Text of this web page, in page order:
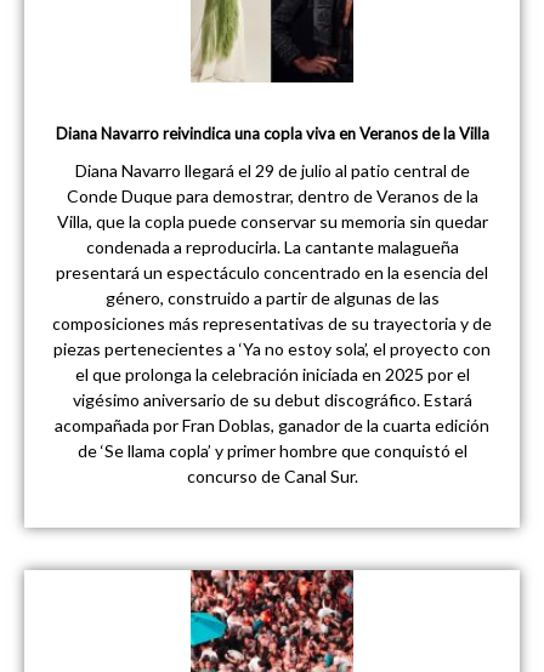
Diana Navarro reivindica una copla viva en Veranos de la Villa
Diana Navarro llegará el 29 de julio al patio central de
Conde Duque para demostrar, dentro de Veranos de la
Villa, que la copla puede conservar su memoria sin quedar
condenada a reproducirla. La cantante malagueña
presentará un espectáculo concentrado en la esencia del
género, construido a partir de algunas de las
composiciones más representativas de su trayectoria y de
piezas pertenecientes a ‘Ya no estoy sola’, el proyecto con
el que prolonga la celebración iniciada en 2025 por el
vigésimo aniversario de su debut discográfico. Estará
acompañada por Fran Doblas, ganador de la cuarta edición
de ‘Se llama copla’ y primer hombre que conquistó el
concurso de Canal Sur.